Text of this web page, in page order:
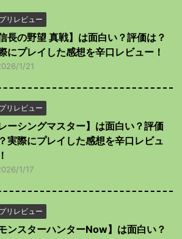
リレビュー
信長の野望 真戦】は面白い？評価は？
にプレイした感想を辛口レビュー！
1/21
リレビュー
レーシングマスター】は面白い？評価
実際にプレイした感想を辛口レビュ
1/17
リレビュー
モンスターハンターNow】は面白い？